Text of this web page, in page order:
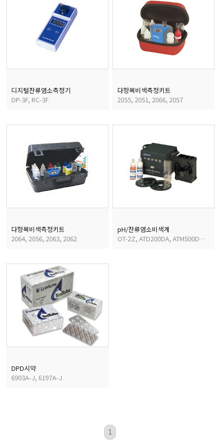
디지털잔류염소측정기
DP-3F, RC-3F
다항목비색측정키트
2055, 2051, 2066, 2057
다항목비색측정키트
2064, 2056, 2063, 2062
pH/잔류염소비색계
OT-2Z, ATD200DA, ATM500DA ,03-1Z
DPD시약
6903A-J, 6197A-J
1